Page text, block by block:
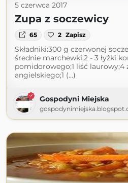
5 czerwca 2017
Zupa z soczewicy
65 2 Zapisz
Składniki:300 g czerwonej
średnie marchewki;2 - 3 łyżki
pomidorowego;1 liść laurowy;4
angielskiego;1 (...)
Gospodyni Miejska